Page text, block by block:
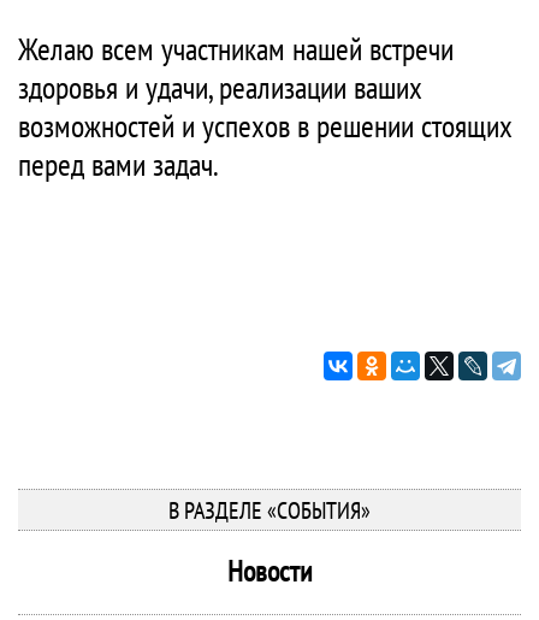
Желаю всем участникам нашей встречи
здоровья и удачи, реализации ваших
возможностей и успехов в решении стоящих
перед вами задач.
В РАЗДЕЛЕ «СОБЫТИЯ»
Новости